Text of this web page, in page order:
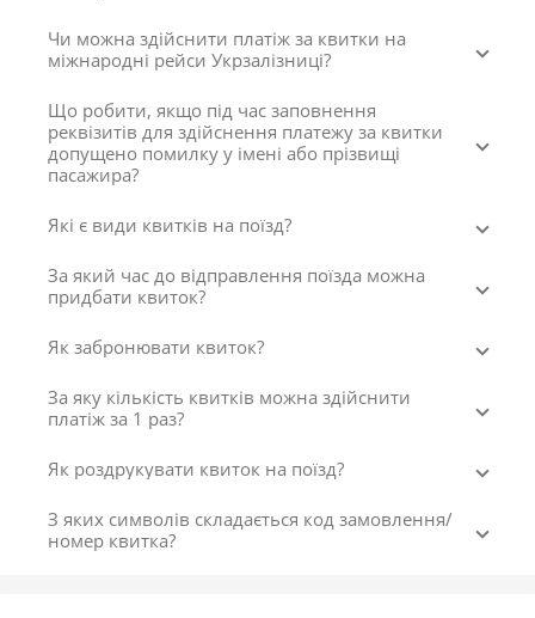
Чи можна здійснити платіж за квитки на
міжнародні рейси Укрзалізниці?
Що робити, якщо під час заповнення
реквізитів для здійснення платежу за квитки
допущено помилку у імені або прізвищі
пасажира?
Які є види квитків на поїзд?
За який час до відправлення поїзда можна
придбати квиток?
Як забронювати квиток?
За яку кількість квитків можна здійснити
платіж за 1 раз?
Як роздрукувати квиток на поїзд?
З яких символів складається код замовлення/
номер квитка?